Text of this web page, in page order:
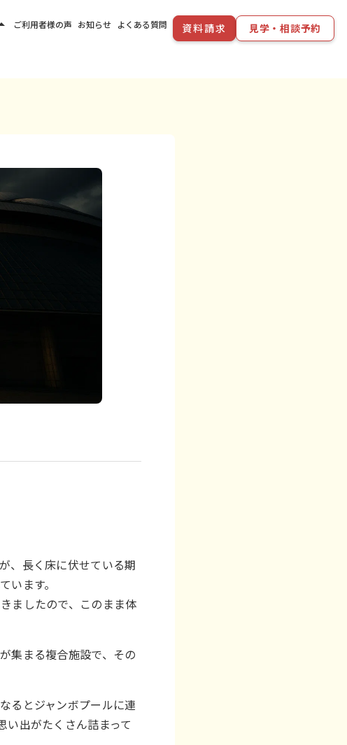
、長く床に伏せている期
ます。
ましたので、このまま体
集まる複合施設で、その
るとジャンボプールに連
い出がたくさん詰まって
ご利用者様の声 お知らせ よくある質問 資料請求 見学・相談予約